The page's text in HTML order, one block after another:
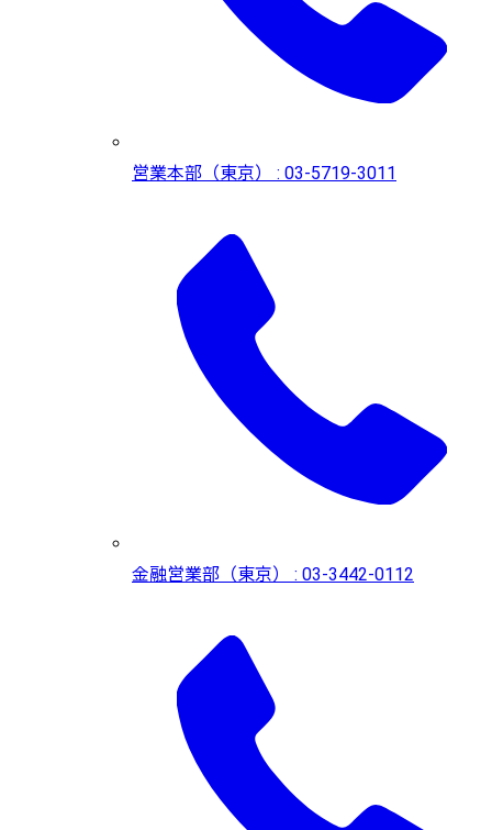
営業本部（東京） : 03-5719-3011
金融営業部（東京） : 03-3442-0112